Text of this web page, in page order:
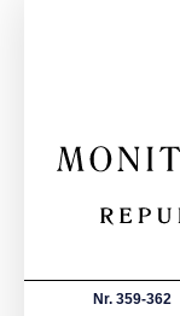
Nr. 359-362